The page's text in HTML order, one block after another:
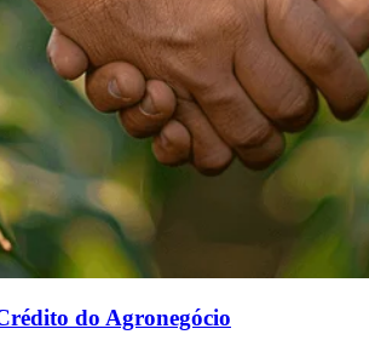
do Agronegócio